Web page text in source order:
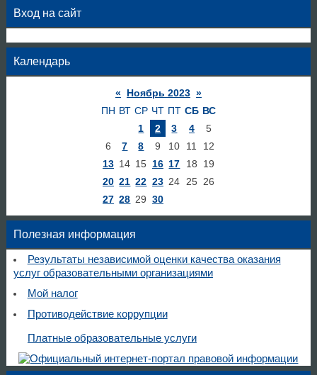
Вход на сайт
Календарь
« Ноябрь 2023 »
ПН ВТ СР ЧТ ПТ СБ ВС
1
2 3 4
5
6
7 8 9 10 11
12
13 14 15 16 17 18
19
20 21 22 23 24 25 26
27 28 29 30
Полезная информация
Результаты независимой оценки качества оказания
услуг образовательными организациями
Мой налог
Противодействие коррупции
Платные образовательные услуги